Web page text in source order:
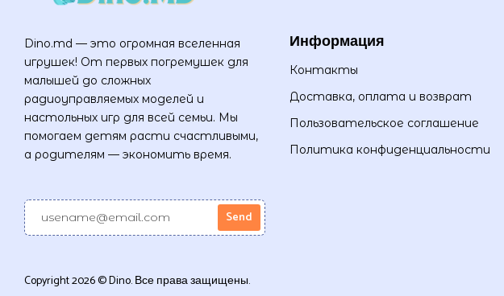
Dino.md — это огромная вселенная
игрушек! От первых погремушек для
малышей до сложных
радиоуправляемых моделей и
настольных игр для всей семьи. Мы
помогаем детям расти счастливыми,
а родителям — экономить время.
Информация
Контакты
Доставка, оплата и возврат
Пользовательское соглашение
Политика конфиденциальности
Copyright 2026 © Dino. Все права защищены.